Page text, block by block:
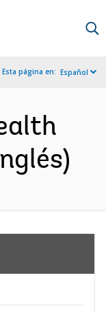
Esta página en: Español